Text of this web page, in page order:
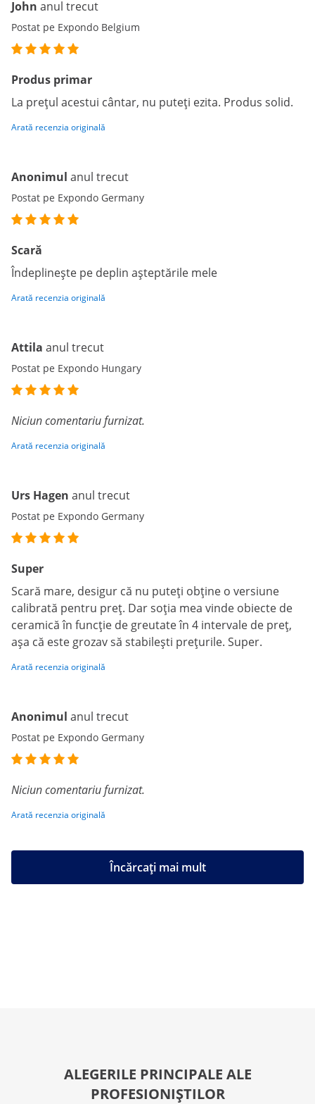
John anul trecut
Postat pe Expondo Belgium
Produs primar
La prețul acestui cântar, nu puteți ezita. Produs solid.
Arată recenzia originală
Anonimul anul trecut
Postat pe Expondo Germany
Scară
Îndeplinește pe deplin așteptările mele
Arată recenzia originală
Attila anul trecut
Postat pe Expondo Hungary
Niciun comentariu furnizat.
Arată recenzia originală
Urs Hagen anul trecut
Postat pe Expondo Germany
Super
Scară mare, desigur că nu puteți obține o versiune
calibrată pentru preț. Dar soția mea vinde obiecte de
ceramică în funcție de greutate în 4 intervale de preț,
așa că este grozav să stabilești prețurile. Super.
Arată recenzia originală
Anonimul anul trecut
Postat pe Expondo Germany
Niciun comentariu furnizat.
Arată recenzia originală
Încărcați mai mult
ALEGERILE PRINCIPALE ALE
PROFESIONIȘTILOR